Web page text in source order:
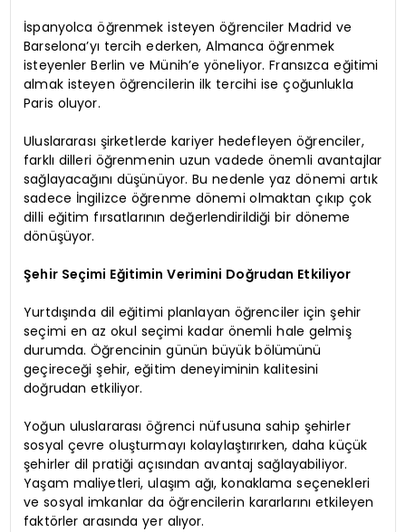
İspanyolca öğrenmek isteyen öğrenciler Madrid ve
Barselona’yı tercih ederken, Almanca öğrenmek
isteyenler Berlin ve Münih’e yöneliyor. Fransızca eğitimi
almak isteyen öğrencilerin ilk tercihi ise çoğunlukla
Paris oluyor.
Uluslararası şirketlerde kariyer hedefleyen öğrenciler,
farklı dilleri öğrenmenin uzun vadede önemli avantajlar
sağlayacağını düşünüyor. Bu nedenle yaz dönemi artık
sadece İngilizce öğrenme dönemi olmaktan çıkıp çok
dilli eğitim fırsatlarının değerlendirildiği bir döneme
dönüşüyor.
Şehir Seçimi Eğitimin Verimini Doğrudan Etkiliyor
Yurtdışında dil eğitimi planlayan öğrenciler için şehir
seçimi en az okul seçimi kadar önemli hale gelmiş
durumda. Öğrencinin günün büyük bölümünü
geçireceği şehir, eğitim deneyiminin kalitesini
doğrudan etkiliyor.
Yoğun uluslararası öğrenci nüfusuna sahip şehirler
sosyal çevre oluşturmayı kolaylaştırırken, daha küçük
şehirler dil pratiği açısından avantaj sağlayabiliyor.
Yaşam maliyetleri, ulaşım ağı, konaklama seçenekleri
ve sosyal imkanlar da öğrencilerin kararlarını etkileyen
faktörler arasında yer alıyor.